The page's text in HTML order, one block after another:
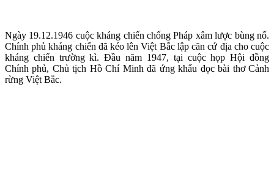
Ngày 19.12.1946 cuộc kháng chiến chống Pháp xâm lược bùng nổ.
Chính phủ kháng chiến đã kéo lên Việt Bắc lập căn cứ địa cho cuộc
kháng chiến trường kì. Đầu năm 1947, tại cuộc họp Hội đồng
Chính phủ, Chủ tịch Hồ Chí Minh đã ứng khẩu đọc bài thơ Cảnh
rừng Việt Bắc.